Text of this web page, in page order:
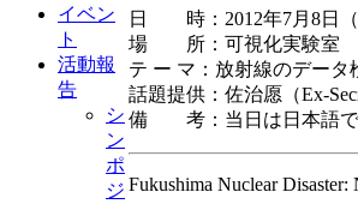
イベン
ト
活動報
告
シ
ン
ポ
ジ
日 時：2012年7月8日
場 所：可視化実験室
テ ー マ：放射線のデータ
話題提供：佐治愿（Ex-
備 考：当日は日本語で
Fukushima Nuclear Disaster: